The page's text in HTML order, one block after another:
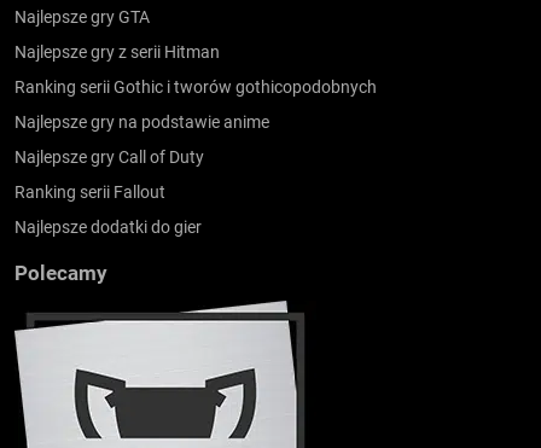
Najlepsze gry GTA
Najlepsze gry z serii Hitman
Ranking serii Gothic i tworów gothicopodobnych
Najlepsze gry na podstawie anime
Najlepsze gry Call of Duty
Ranking serii Fallout
Najlepsze dodatki do gier
Polecamy